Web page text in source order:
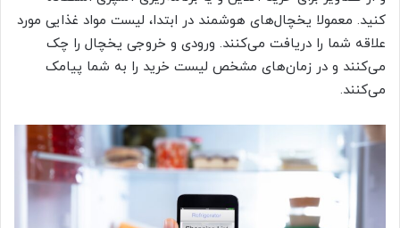
کنید. معمولا یخچال‌های هوشمند در ابتدا، لیست مواد غذایی مورد
علاقه‌ شما را دریافت می‌کنند. ورودی و خروجی یخچال را چک
می‌کنند و در زمان‌های مشخص لیست خرید را به شما پیامک
می‌کنند.